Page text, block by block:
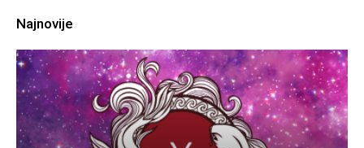
Najnovije